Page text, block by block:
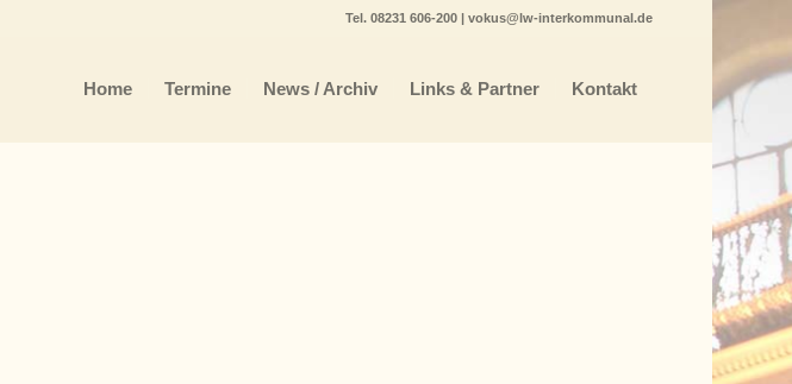
Tel. 08231 606-200 | vokus@lw-interkommunal.de
Home Termine News / Archiv Links & Partner Kontakt